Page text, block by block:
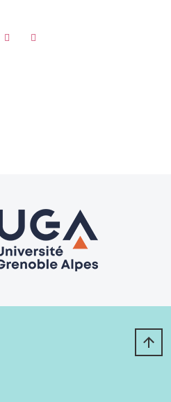
sur Facebook
Partager sur LinkedIn